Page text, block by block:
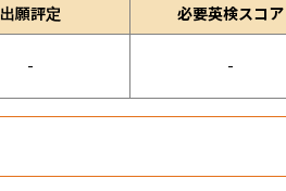
出願評定 必要英検スコア
- -